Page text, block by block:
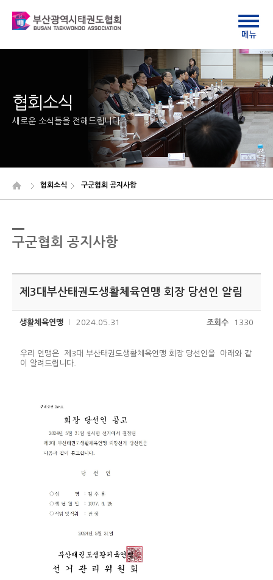
협회소식
새로운 소식들을 전해드립니다
협회소식 구군협회 공지사항
구군협회 공지사항
제3대부산태권도생활체육연맹 회장 당선인 알림
생활체육연맹 2024.05.31 조회수 1330
우리 연맹은 제3대 부산태권도생활체육연맹 회장 당선인을 아래와 같
이 알려드립니다.